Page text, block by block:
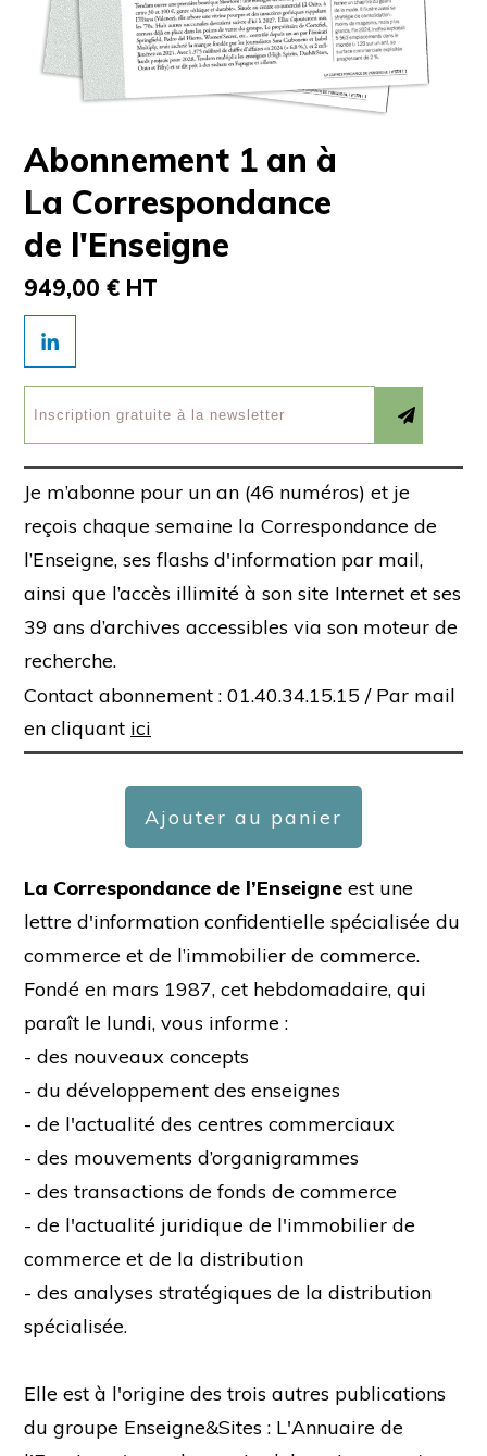
Abonnement 1 an à
La Correspondance
de l'Enseigne
949,00 € HT
Je m’abonne pour un an (46 numéros) et je
reçois chaque semaine la Correspondance de
l’Enseigne, ses flashs d'information par mail,
ainsi que l’accès illimité à son site Internet et ses
39 ans d’archives accessibles via son moteur de
recherche.
Contact abonnement : 01.40.34.15.15 / Par mail
en cliquant ici
Ajouter au panier
La Correspondance de l’Enseigne est une
lettre d'information confidentielle spécialisée du
commerce et de l’immobilier de commerce.
Fondé en mars 1987, cet hebdomadaire, qui
paraît le lundi, vous informe :
- des nouveaux concepts
- du développement des enseignes
- de l'actualité des centres commerciaux
- des mouvements d’organigrammes
- des transactions de fonds de commerce
- de l'actualité juridique de l'immobilier de
commerce et de la distribution
- des analyses stratégiques de la distribution
spécialisée.
Elle est à l'origine des trois autres publications
du groupe Enseigne&Sites : L'Annuaire de